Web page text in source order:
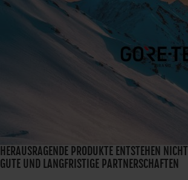
HERAUSRAGENDE PRODUKTE ENTSTEHEN
GUTE UND LANGFRISTIGE PARTNERSCHAFTEN